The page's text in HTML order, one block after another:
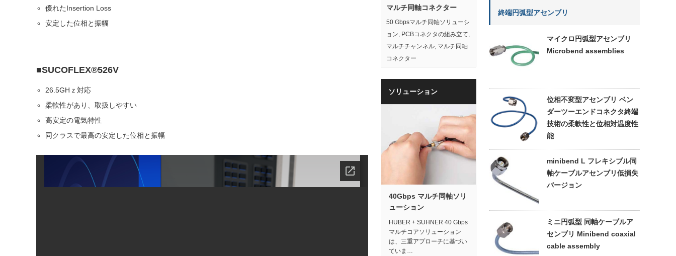
優れたInsertion Loss
安定した位相と振幅
■SUCOFLEX®526V
26.5GHｚ対応
柔軟性があり、取扱しやすい
高安定の電気特性
同クラスで最高の安定した位相と振幅
マルチ同軸コネクター
50 Gbpsマルチ同軸ソリューシ
ョン, PCBコネクタの組み立て,
マルチチャンネル, マルチ同軸
コネクター
ソリューション
40Gbps マルチ同軸ソリ
ューション
HUBER + SUHNER 40 Gbps
マルチコアソリューション
は、三重アプローチに基づい
ていま…
終端円弧型アセンブリ
マイクロ円弧型アセンブリ
Microbend assemblies
位相不変型アセンブリ ベン
ダーツーエンドコネクタ終端
技術の柔軟性と位相対温度性
能
minibend L フレキシブル同
軸ケーブルアセンブリ低損失
バージョン
ミニ円弧型 同軸ケーブルア
センブリ Minibend coaxial
cable assembly